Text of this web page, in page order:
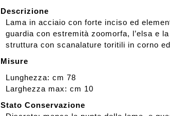
Descrizione
Lama in acciaio con forte inciso ed
guardia con estremità zoomorfa, l’elsa e
struttura con scanalature toritili in corno
Misure
Lunghezza: cm 78
Larghezza max: cm 10
Stato Conservazione